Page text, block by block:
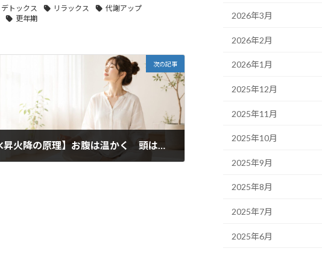
デトックス リラックス
代謝アップ
更年期
次の記事
【水昇火降の原理】お腹は温かく 頭はひんやり
2026年3月
2026年2月
2026年1月
2025年12月
2025年11月
2025年10月
2025年9月
2025年8月
2025年7月
2025年6月